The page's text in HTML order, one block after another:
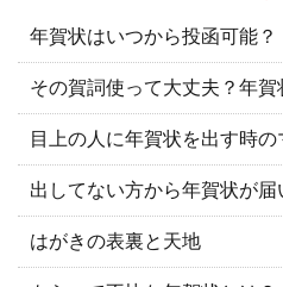
年賀状はいつから投函可能？
その賀詞使って大丈夫？年賀
目上の人に年賀状を出す時の
出してない方から年賀状が届
はがきの表裏と天地